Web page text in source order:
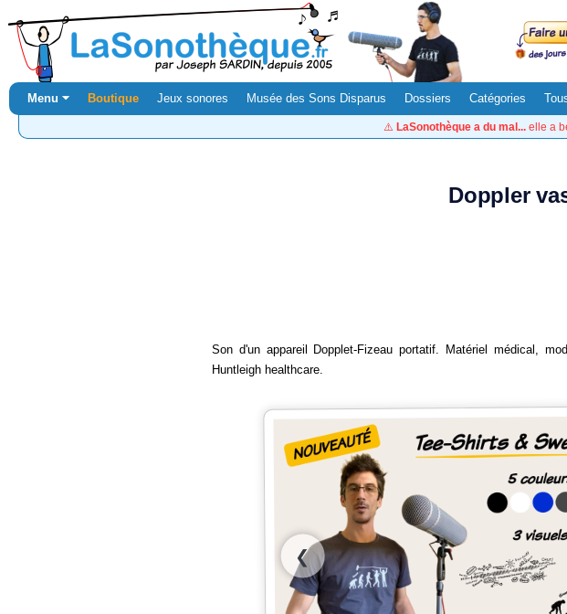
Menu ⏷ Boutique Jeux sonores Musée des Sons Disparus Dossiers Catégories
⚠️ LaSonothèque a du mal... elle a
Doppler
Son d'un appareil Dopplet-Fizeau portatif. Matériel médical,
Huntleigh healthcare.
❮